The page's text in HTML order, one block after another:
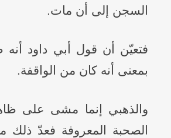
السجن إلى أن مات.
فتعيّن أن قول أبي داود
بمعنى أنه كان من الواقفة.
والذهبي إنما مشى على
الصحبة المعروفة فعدّ ذلك